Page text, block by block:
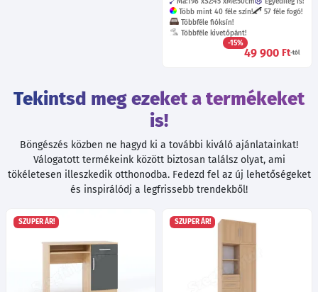
Több mint 40 féle szín!
57 féle fogó!
Többféle fióksín!
Többféle kivetőpánt!
-15%
49 900 Ft-tól
Tekintsd meg ezeket a termékeket
is!
Böngészés közben ne hagyd ki a további kiváló ajánlatainkat!
Válogatott termékeink között biztosan találsz olyat, ami
tökéletesen illeszkedik otthonodba. Fedezd fel az új lehetőségeket
és inspirálódj a legfrissebb trendekből!
SZUPER ÁR! SZUPER ÁR!